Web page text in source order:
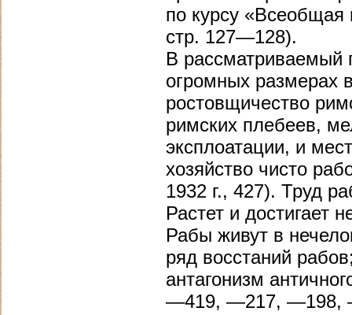
по курсу «Всеобщая
стр. 127—128).
В рассматриваемый
огромных размерах
ростовщичество
римских плебеев,
эксплоатации, и
хозяйство чисто
1932 г., 427). Труд
Растет и достигает
Рабы живут в
ряд восстаний
антагонизм
—419, —217, —198,